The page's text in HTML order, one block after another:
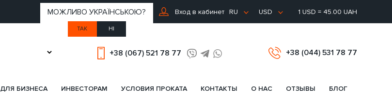
Вход в кабинет RU
МОЖЛИВО УКРАЇНСЬКОЮ?
ТАК НІ
USD 1 USD = 45.00 UAH
+38 (067) 521 78 77 +38 (044) 531 78 77
ДЛЯ БИЗНЕСА ИНВЕСТОРАМ УСЛОВИЯ ПРОКАТА КОНТАКТЫ О НАС ОТЗЫВЫ БЛОГ